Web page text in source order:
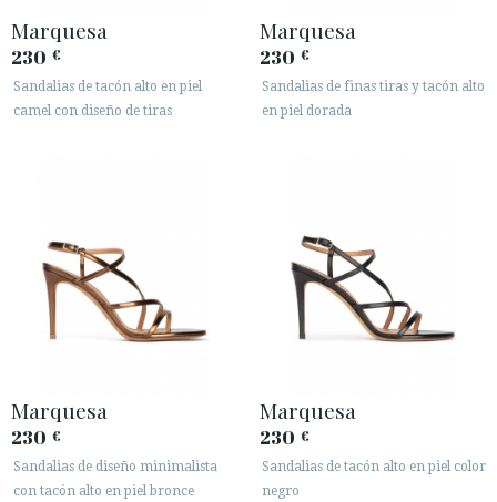
Marquesa
230 €
Sandalias de tacón alto en piel
camel con diseño de tiras
Marquesa
230 €
Sandalias de finas tiras y tacón alto
en piel dorada
Marquesa
230 €
Sandalias de diseño minimalista
con tacón alto en piel bronce
Marquesa
230 €
Sandalias de tacón alto en piel color
negro